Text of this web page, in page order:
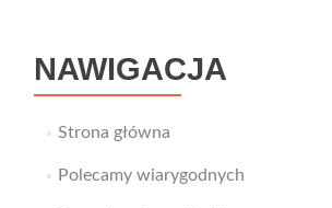
NAWIGACJA
Strona główna
Polecamy wiarygodnych